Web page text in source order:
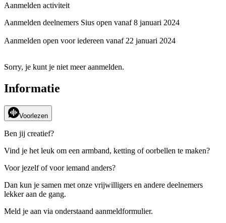
Aanmelden activiteit
Aanmelden deelnemers Sius open vanaf 8 januari 2024
Aanmelden open voor iedereen vanaf 22 januari 2024
Sorry, je kunt je niet meer aanmelden.
Informatie
Voorlezen
Ben jij creatief?
Vind je het leuk om een armband, ketting of oorbellen te maken?
Voor jezelf of voor iemand anders?
Dan kun je samen met onze vrijwilligers en andere deelnemers
lekker aan de gang.
Meld je aan via onderstaand aanmeldformulier.